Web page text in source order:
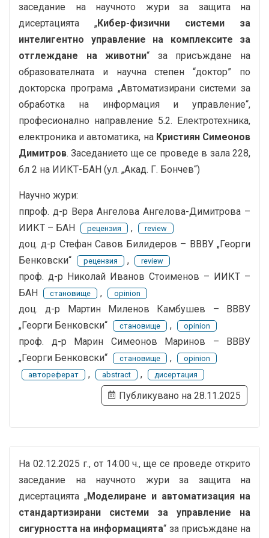
заседание на научното жури за защита на
дисертацията „Кибер-физични системи за
интелигентно управление на комплексите за
отглеждане на животни“ за присъждане на
образователната и научна степен “доктор” по
докторска програма „Автоматизирани системи за
обработка на информация и управление“,
професионално направление 5.2. Електротехника,
електроника и автоматика, на Кристиян Симеонов
Димитров. Заседанието ще се проведе в зала 228,
бл 2 на ИИКТ-БАН (ул. „Акад. Г. Бончев“)
Научно жури:
ппроф. д-р Вера Ангелова Ангелова-Димитрова –
ИИКТ – БАН
рецензия , review
доц. д-р Стефан Савов Билидеров – ВВВУ „Георги
Бенковски“
рецензия , review
проф. д-р Николай Иванов Стоименов – ИИКТ –
БАН
становище , opinion
доц. д-р Мартин Миленов Камбушев – ВВВУ
„Георги Бенковски“
становище , opinion
проф. д-р Марин Симеонов Маринов – ВВВУ
„Георги Бенковски“
становище ,
opinion
автореферат
, abstract , дисертация
Публикувано на 28.11.2025
На 02.12.2025 г., от 14:00 ч., ще се проведе открито
заседание на научното жури за защита на
дисертацията „Моделиране и автоматизация на
стандартизирани системи за управление на
сигурността на информацията“ за присъждане на